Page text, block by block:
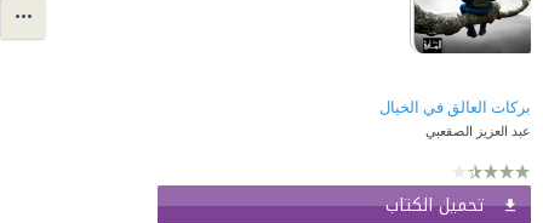
بركات العالق في الخيال
عبد العزيز الصقعبي
تحميل الكتاب